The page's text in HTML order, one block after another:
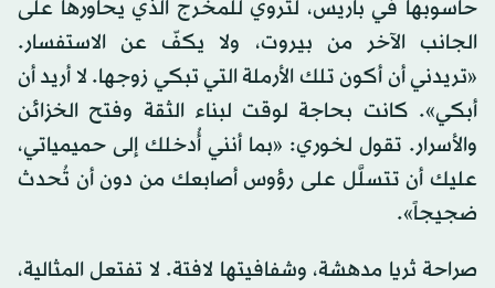
حاسوبها في باريس، لتروي للمخرج الذي يحاورها على
الجانب الآخر من بيروت، ولا يكفّ عن الاستفسار.
«تريدني أن أكون تلك الأرملة التي تبكي زوجها. لا أريد أن
أبكي». كانت بحاجة لوقت لبناء الثقة وفتح الخزائن
والأسرار. تقول لخوري: «بما أنني أُدخلك إلى حميمياتي،
عليك أن تتسلَّل على رؤوس أصابعك من دون أن تُحدث
ضجيجاً».
صراحة ثريا مدهشة، وشفافيتها لافتة. لا تفتعل المثالية،